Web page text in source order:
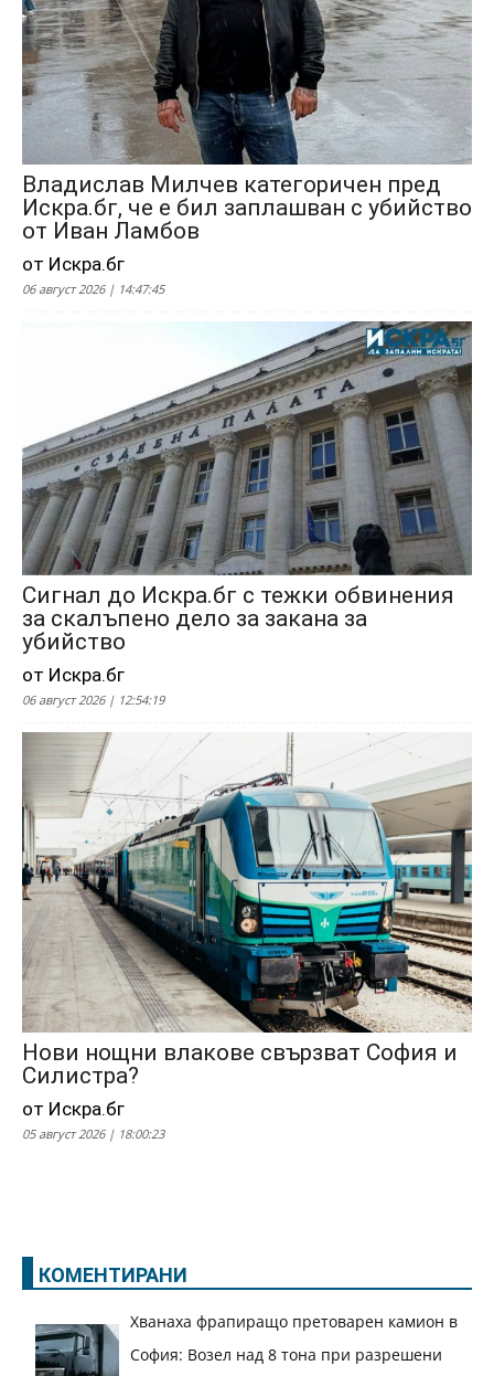
Владислав Милчев категоричен пред
Искра.бг, че е бил заплашван с убийство
от Иван Ламбов
от Искра.бг
06 август 2026 | 14:47:45
Сигнал до Искра.бг с тежки обвинения
за скалъпено дело за закана за
убийство
от Искра.бг
06 август 2026 | 12:54:19
Нови нощни влакове свързват София и
Силистра?
от Искра.бг
05 август 2026 | 18:00:23
КОМЕНТИРАНИ
Хванаха фрапиращо претоварен камион в
София: Возел над 8 тона при разрешени